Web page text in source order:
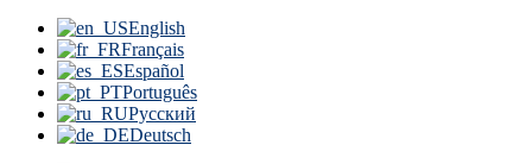
English
Français
Español
Português
Русский
Deutsch